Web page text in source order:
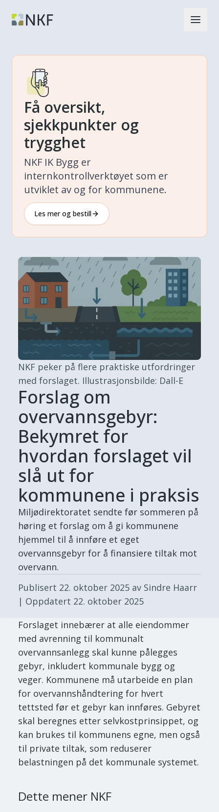
Få oversikt,
sjekkpunkter og
trygghet
NKF IK Bygg er
internkontrollverktøyet som er
utviklet av og for kommunene.
Les mer og bestill
NKF peker på flere praktiske utfordringer
med forslaget. Illustrasjonsbilde: Dall-E
Forslag om
overvannsgebyr:
Bekymret for
hvordan forslaget vil
slå ut for
kommunene i praksis
Miljødirektoratet sendte før sommeren på
høring et forslag om å gi kommunene
hjemmel til å innføre et eget
overvannsgebyr for å finansiere tiltak mot
overvann.
Publisert 22. oktober 2025 av Sindre Haarr
| Oppdatert 22. oktober 2025
Forslaget innebærer at alle eiendommer
med avrenning til kommunalt
overvannsanlegg skal kunne pålegges
gebyr, inkludert kommunale bygg og
veger. Kommunene må utarbeide en plan
for overvannshåndtering for hvert
tettsted før et gebyr kan innføres. Gebyret
skal beregnes etter selvkostprinsippet, og
kan brukes til kommunens egne, men også
til private tiltak, som reduserer
belastningen på det kommunale systemet.
Dette mener NKF